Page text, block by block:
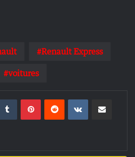
Renault Express
voitures
TumblrPinterestReddit VKontakte